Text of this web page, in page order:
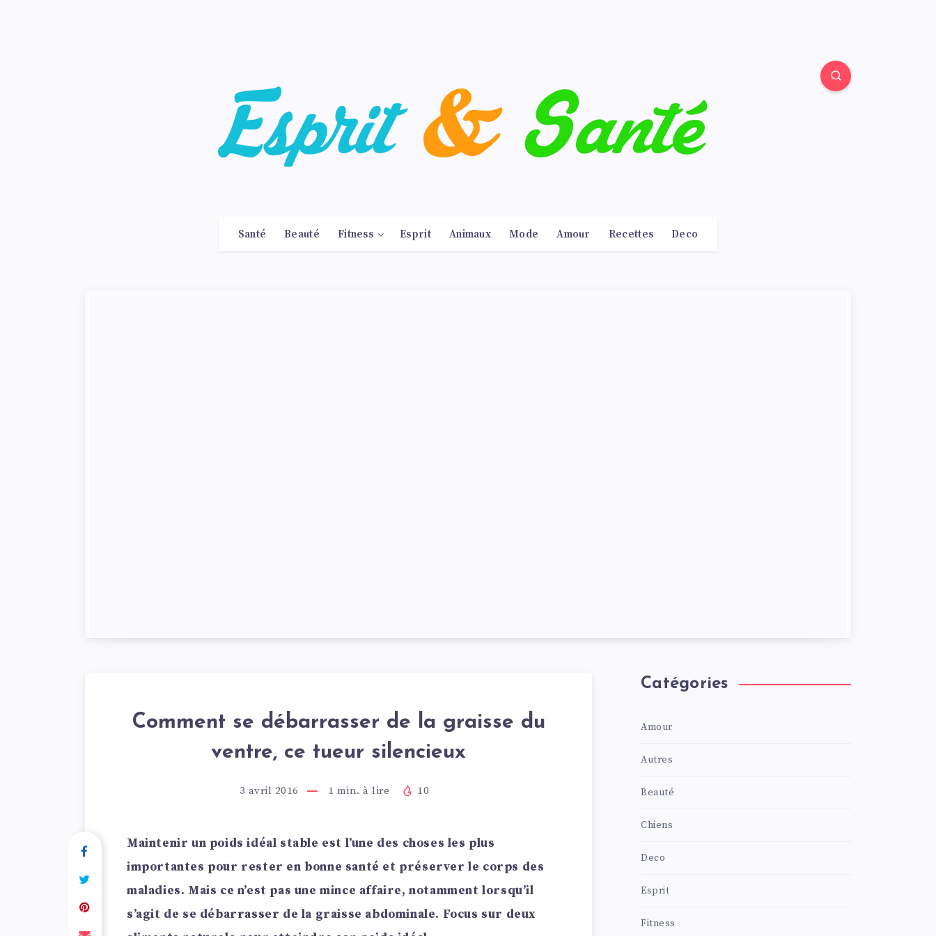
Santé Beauté Fitness Esprit Animaux Mode Amour Recettes Deco
Comment se débarrasser de la graisse du
ventre, ce tueur silencieux
3 avril 2016 1 min. à lire 10
Maintenir un poids idéal stable est l’une des choses les plus
importantes pour rester en bonne santé et préserver le corps des
maladies. Mais ce n’est pas une mince affaire, notamment lorsqu’il
s’agit de se débarrasser de la graisse abdominale. Focus sur deux
Catégories
Amour
Autres
Beauté
Chiens
Deco
Esprit
Fitness